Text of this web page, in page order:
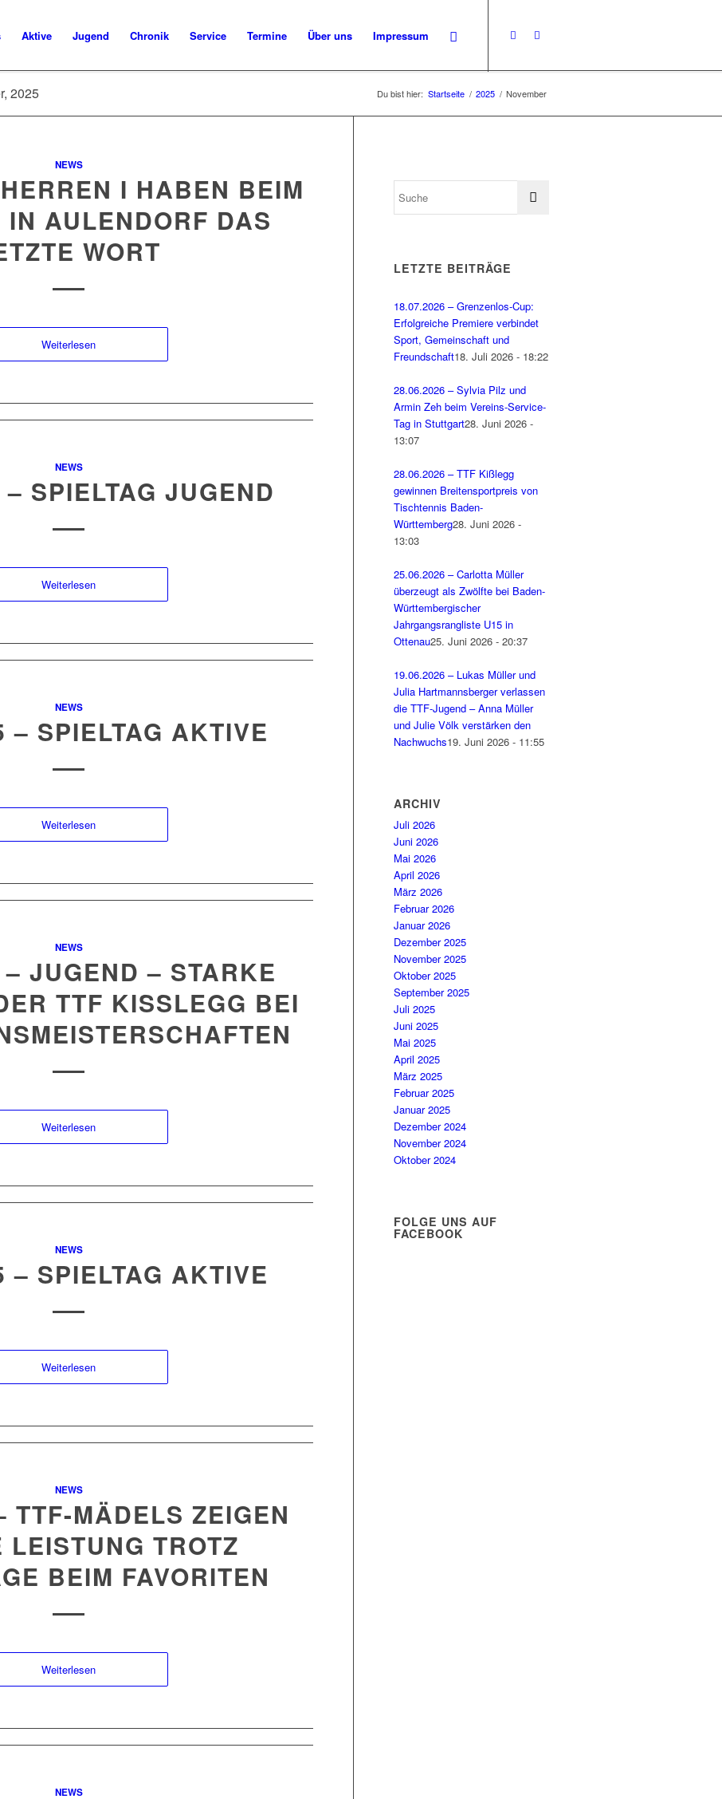
Aktive Jugend Chronik Service Termine Über uns Impressum
2025 Du bist hier: Startseite / 2025 / November
NEWS
I HABEN BEIM
AULENDORF DAS
WORT
Weiterlesen
NEWS
SPIELTAG JUGEND
Weiterlesen
NEWS
– SPIELTAG AKTIVE
Weiterlesen
NEWS
JUGEND – STARKE
TTF KISSLEGG BEI D
Weiterlesen
NEWS
– SPIELTAG AKTIVE
Weiterlesen
NEWS
TTF-MÄDELS ZEIGEN
LEISTUNG TROTZ
BEIM FAVORITEN
Weiterlesen
NEWS
LETZTE BEITRÄGE
18.07.2026 – Grenzenlos-Cup:
Erfolgreiche Premiere verbindet
Sport, Gemeinschaft und
Freundschaft18. Juli 2026 - 18:22
28.06.2026 – Sylvia Pilz und
Armin Zeh beim Vereins-Service-
Tag in Stuttgart28. Juni 2026 -
13:07
28.06.2026 – TTF Kißlegg
gewinnen Breitensportpreis von
Tischtennis Baden-
Württemberg28. Juni 2026 -
13:03
25.06.2026 – Carlotta Müller
überzeugt als Zwölfte bei Baden-
Württembergischer
Jahrgangsrangliste U15 in
Ottenau25. Juni 2026 - 20:37
19.06.2026 – Lukas Müller und
Julia Hartmannsberger verlassen
die TTF-Jugend – Anna Müller
und Julie Völk verstärken den
Nachwuchs19. Juni 2026 - 11:55
ARCHIV
Juli 2026
Juni 2026
Mai 2026
April 2026
März 2026
Februar 2026
Januar 2026
Dezember 2025
November 2025
Oktober 2025
September 2025
Juli 2025
Juni 2025
Mai 2025
April 2025
März 2025
Februar 2025
Januar 2025
Dezember 2024
November 2024
Oktober 2024
FOLGE UNS AUF
FACEBOOK